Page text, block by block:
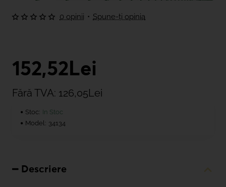
0 opinii • Spune-ţi opinia
152,52Lei
Fără TVA: 126,05Lei
Stoc: In Stoc
Model: 34134
Descriere